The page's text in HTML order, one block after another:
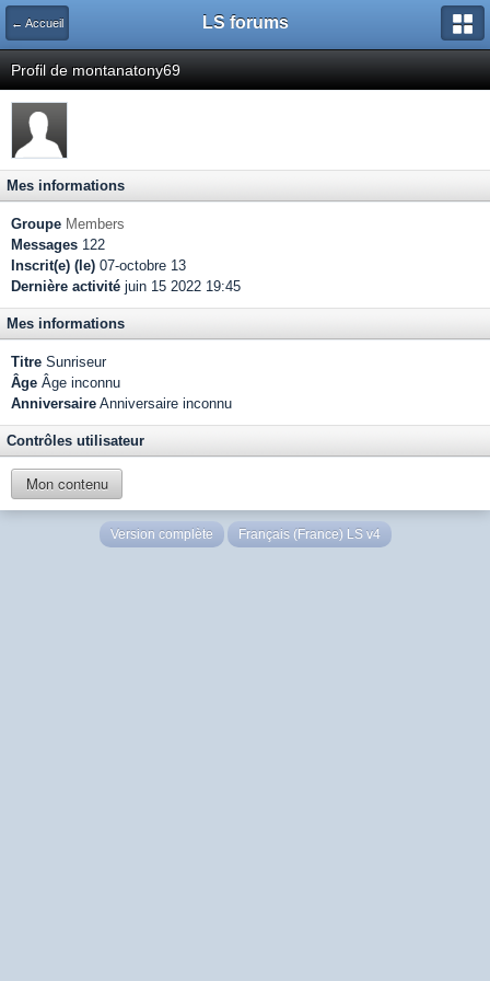
← Accueil LS forums
Profil de montanatony69
Mes informations
Groupe Members
Messages 122
Inscrit(e) (le) 07-octobre 13
Dernière activité juin 15 2022 19:45
Mes informations
Titre Sunriseur
Âge Âge inconnu
Anniversaire Anniversaire inconnu
Contrôles utilisateur
Mon contenu
Version complète Français (France) LS v4